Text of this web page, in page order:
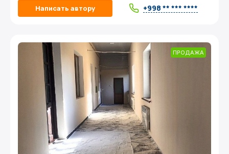
Написать автору +998 ** *** ****
ПРОДАЖА